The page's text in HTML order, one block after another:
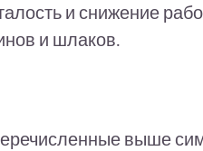
и снижение
и шлаков.
выше